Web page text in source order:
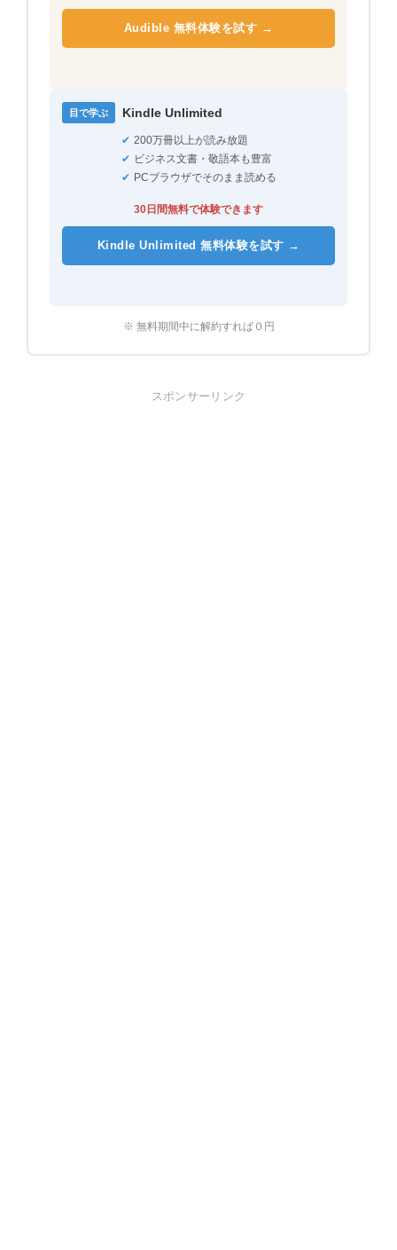
Audible 無料体験を試す →
目で学ぶ Kindle Unlimited
✔ 200万冊以上が読み放題
✔ ビジネス文書・敬語本も豊富
✔ PCブラウザでそのまま読める
30日間無料で体験できます
Kindle Unlimited 無料体験を試す →
※ 無料期間中に解約すれば０円
スポンサーリンク